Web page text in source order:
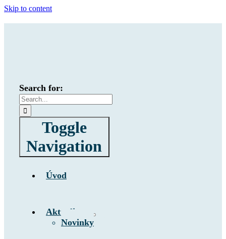
Skip to content
Search for:
Toggle
Navigation
Úvod
Aktuality
Novinky